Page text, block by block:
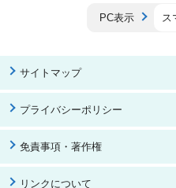
PC表示 ス
サイトマップ
プライバシーポリシー
免責事項・著作権
リンクについて